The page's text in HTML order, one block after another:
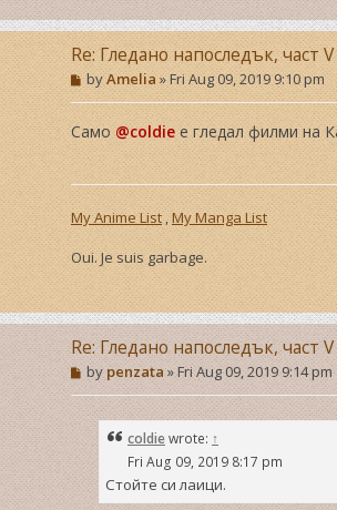
Re: Гледано напоследък, част V
P
o
s
t
byAmelia »Fri Aug 09, 2019 9:10 pm
Само@coldieе гледал филми на
My Anime List,My Manga List
Oui. Je suis garbage.
Re: Гледано напоследък, част V
P
o
s
t
bypenzata»Fri Aug 09, 2019 9:14 pm
coldiewrote: ↑
Fri Aug 09, 2019 8:17 pm
Стойте си лаици.